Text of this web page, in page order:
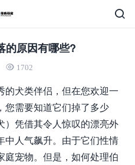
的原因有哪些?
1702
的犬类伴侣，但在您欢迎一
您需要知道它们掉了多少
）凭借其令人惊叹的漂亮外
中人气飙升。由于它们性情
庭宠物。但是，如何处理伯